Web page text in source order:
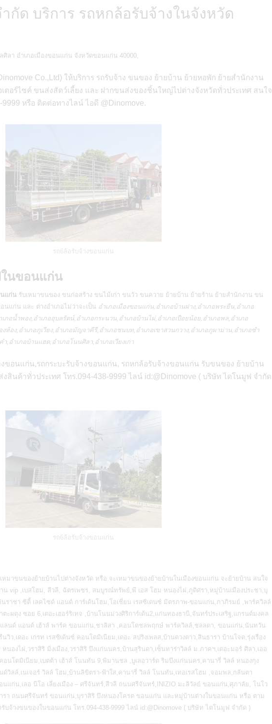
กัด บริการ รถหกล้อรับจ้างในจังหวัด
ลา อำเภอเมืองขอนแก่น จังหวัดขอนแก่น 40000,
Co.,Ltd) ให้บริการ รถรับจ้าง ขนของ ย้ายบ้าน ย้ายหอพัก ย้ายสำนักงาน
ตอร์ไซค์ ขนส่งสัตว์เลี้ยง และ ฝากขนส่งของชิ้นใหญ่ไปต่างจังหวัดทั่วประเทศ สนใจ
9999 หรือ ติดต่อทางไลน์ ไอดี @Dinomove.
รถ6ล้อรับจ้างขอนแก่น
ในขอนแก่น
นแก่น รับเหมาขนของ ขนก่อสร้าง ขนไม้เก่า ขนวัว ขนควาย ย้ายบ้าน ย้ายร้าน ย้ายสำนักงาน ขน
นแก่น และ ต่างอำเภอไม่ว่าจะเป็น อำเภอเมืองขอนแก่น,อำเภอบ้านฝาง,อำเภอพระยืน,อำเภอ
ภอน้ำพอง,อำเภออุบลรัตน์,อำเภอกระนวน,อำเภอบ้านไผ่,อำเภอเปือยน้อย,อำเภอพล,อำเภอ
ห้อง,อำเภอภูเวียง,อำเภอมัญจาคีรี,อำเภอชนบท,อำเภอเขาสวนกวาง,อำเภอภูผาม่าน,อำเภอซำ
,อำเภอบ้านแฮด,อำเภอโนนศิลา,อำเภอเวียงเก่า
งขอนแก่น,รถกระบะรับจ้างขอนแก่น, รถหกล้อรับจ้างขอนแก่น รับขนของ ย้ายบ้าน
สินค้าทั่วประเทศ โทร.094-438-9999 ไลน์ id:@Dinomove ( บริษัท ไดโนมูฟ จำกัด
รถ6ล้อรับจ้างขอนแก่น
หมาขนของย้ายบ้านไปต่างจังหวัด หรือ จะเหมาขนของย้ายบ้านในเมืองขอนแก่น จะย้ายบ้าน สนใจ
น vip ,เบสโฮม, สีวลี, ฉัตรเพชร, สมบูรณ์ทรัพย์,พี เอส โฮม หนองไผ่,ภูดิศรา,หมู่บ้านเมืองประชา,บุ
ราชา ซิตี้ เลคไซด์ แอนด์ การ์เด้นโฮม,โอเชี่ยน เรสซิเดนซ์ มิตรภาพ-ขอนแก่น,ภาภิรมย์ ,พาร์ควิลล์
ะผดุง ซอย 6,เดอะเฮอร์ริเทจ ,บ้านโนนม่วงศิริการ์เด้น2,แก่นทองธานี,จันทร์ประเสริฐ,แกรนด์มงคล
แลนด์ แอนด์ เฮ้าส์ พาร์ค ขอนแก่น,ชาลิสา ,คอนโดชลพฤกษ์ พาร์ควิลล์,ชลลดา, ขอนแก่น,นันทวัน
,เดอะ เกรท เรสซิเด้นซ์ คอนโดมิเนียม,เดอะ สปริงเพลส,บ้านดวงดาว,สินธารา บ้านโจด,รุ่งเรือง
หนองไผ่,วราสิริ มิ่งเมือง,วราสิริ บึงแก่นนคร,บ้านสุรินดา,เซ็นทาร่าวิลล์ ม.ภาคฯ,เดอะมอร์ ศิลา,เออ
,คอนโดมิเนียม,เบตต้า เฮ้าส์ โนนทัน 9,พิมานชล ,บูเลอวาร์ด ริมบึงแก่นนคร,คานารี่ วิลล์ หนองกุง
ด์วิลล์,เนเจอร์ วิลล์ โฮม,บ้านลิขิตรา-ฟ้าใส,คานารี่ วิลล์ โนนทัน,เทอเรสโฮม ,จอมพล,กลันตา
แก่น,เลอ นีโอ เลี่ยงเมือง – ศรีจันทร์,สีวลี ถนนศรีจันทร์,INIZIO มะลิวัลย์ ขอนแก่น,ศุภาลัย, โนโว
า ถนนศรีจันทร์ ขอนแก่น,บุราสิริ บึงหนองโครต ขอนแก่น และหมู่บ้านต่างในขอนแก่น หรือ ตาม
รับจ้างขนของในขอนแก่น โทร.094-438-9999 ไลน์ id:@Dinomove ( บริษัท ไดโนมูฟ จำกัด )